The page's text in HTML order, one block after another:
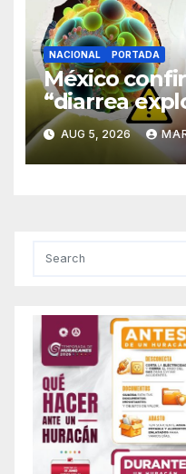
NACIONAL PORTADA
México
“diarrea
ser el origen
Estados
AUG 5, 2026